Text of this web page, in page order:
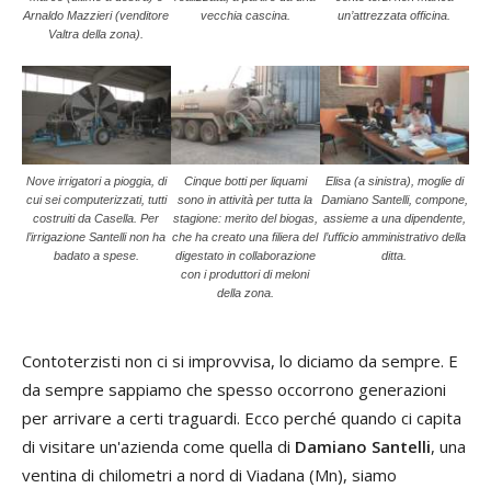
Arnaldo Mazzieri (venditore
Valtra della zona).
vecchia cascina.
un’attrezzata officina.
Nove irrigatori a pioggia, di
cui sei computerizzati, tutti
costruiti da Casella. Per
l’irrigazione Santelli non ha
badato a spese.
Cinque botti per liquami
sono in attività per tutta la
stagione: merito del biogas,
che ha creato una filiera del
digestato in collaborazione
con i produttori di meloni
della zona.
Elisa (a sinistra), moglie di
Damiano Santelli, compone,
assieme a una dipendente,
l’ufficio amministrativo della
ditta.
Contoterzisti non ci si improvvisa, lo diciamo da sempre. E
da sempre sappiamo che spesso occorrono generazioni
per arrivare a certi traguardi. Ecco perché quando ci capita
di visitare un'azienda come quella di Damiano Santelli, una
ventina di chilometri a nord di Viadana (Mn), siamo